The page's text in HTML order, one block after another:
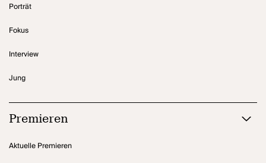
Porträt
Fokus
Interview
Jung
Premieren
Aktuelle Premieren